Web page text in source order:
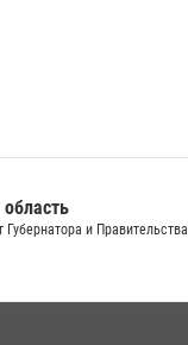
и Правительства